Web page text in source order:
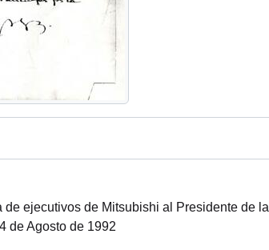
de ejecutivos de Mitsubishi al Presidente de la
de Agosto de 1992